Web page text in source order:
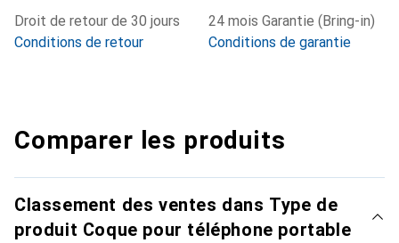
Droit de retour de 30 jours
Conditions de retour
24 mois Garantie (Bring-in)
Conditions de garantie
Comparer les produits
Classement des ventes dans Type de
produit Coque pour téléphone portable